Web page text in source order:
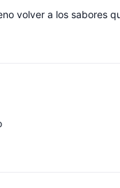
volver a los sabores